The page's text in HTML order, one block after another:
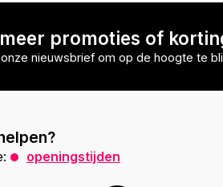
promoties of
nieuwsbrief om op de hoogte te
openingstijden